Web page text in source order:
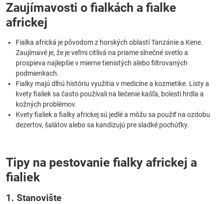
Zaujímavosti o fialkách a fialke
africkej
Fialka africká je pôvodom z horských oblastí Tanzánie a Kene.
Zaujímavé je, že je veľmi citlivá na priame slnečné svetlo a
prospieva najlepšie v mierne tienistých alebo filtrovaných
podmienkach.
Fialky majú dlhú históriu využitia v medicíne a kozmetike. Listy a
kvety fialiek sa často používali na liečenie kašľa, bolesti hrdla a
kožných problémov.
Kvety fialiek a fialky africkej sú jedlé a môžu sa použiť na ozdobu
dezertov, šalátov alebo sa kandizujú pre sladké pochúťky.
Tipy na pestovanie fialky africkej a
fialiek
1. Stanovište